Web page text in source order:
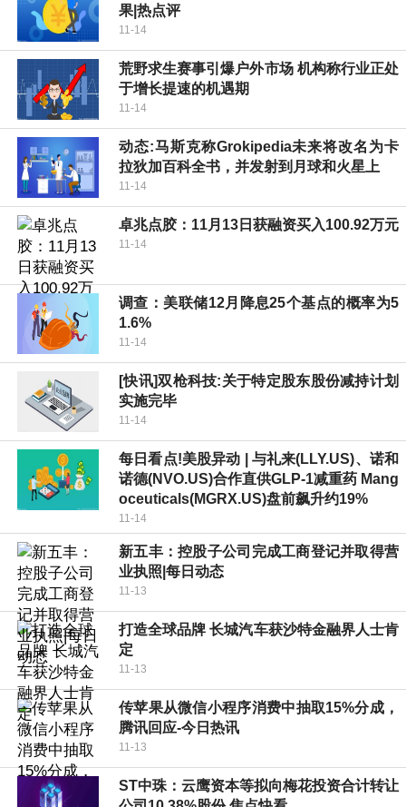
果|热点评
11-14
荒野求生赛事引爆户外市场 机构称行业正处
于增长提速的机遇期
11-14
动态:马斯克称Grokipedia未来将改名为卡
拉狄加百科全书，并发射到月球和火星上
11-14
卓兆点胶：11月13日获融资买入100.92万元
11-14
调查：美联储12月降息25个基点的概率为5
1.6%
11-14
[快讯]双枪科技:关于特定股东股份减持计划
实施完毕
11-14
每日看点!美股异动 | 与礼来(LLY.US)、诺和
诺德(NVO.US)合作直供GLP-1减重药 Mang
oceuticals(MGRX.US)盘前飙升约19%
11-14
新五丰：控股子公司完成工商登记并取得营
业执照|每日动态
11-13
打造全球品牌 长城汽车获沙特金融界人士肯
定
11-13
传苹果从微信小程序消费中抽取15%分成，
腾讯回应-今日热讯
11-13
ST中珠：云鹰资本等拟向梅花投资合计转让